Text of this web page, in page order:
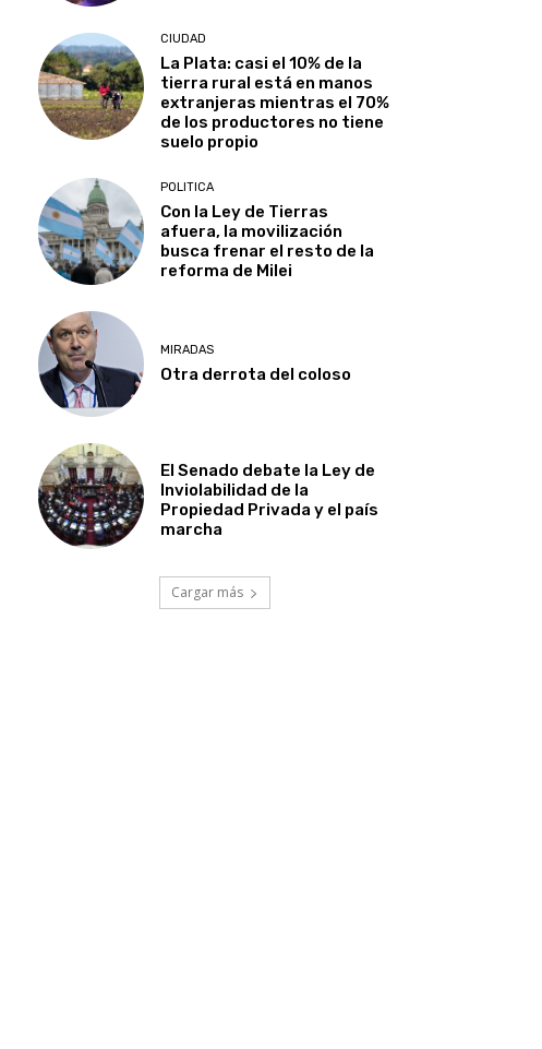
CIUDAD
La Plata: casi el 10% de la
tierra rural está en manos
extranjeras mientras el 70%
de los productores no tiene
suelo propio
POLITICA
Con la Ley de Tierras
afuera, la movilización
busca frenar el resto de la
reforma de Milei
MIRADAS
Otra derrota del coloso
El Senado debate la Ley de
Inviolabilidad de la
Propiedad Privada y el país
marcha
Cargar más